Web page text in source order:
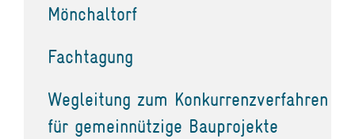
Mönchaltorf
Fachtagung
Wegleitung zum Konkurrenzverfahren
für gemeinnützige Bauprojekte